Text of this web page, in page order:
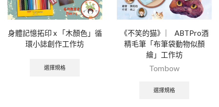
身體記憶拓印 x 「木顏色」循
環小誌創作工作坊
選擇規格
《不笑的猫》 ︳ ABTPro酒
精毛筆「布筆袋動物似顏
繪」工作坊
Tombow
選擇規格